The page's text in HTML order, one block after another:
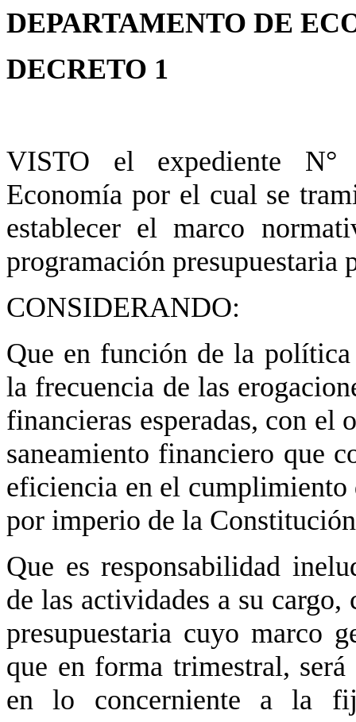
DEPARTAMENTO DE
DECRETO 1
VISTO el expediente N°
Economía por el cual se
establecer el marco
programación presupuestaria
CONSIDERANDO:
Que en función de la
la frecuencia de las
financieras esperadas, con el
saneamiento financiero que
eficiencia en el cumplimiento
por imperio de la
Que es responsabilidad
de las actividades a su
presupuestaria cuyo marco
que en forma trimestral,
en lo concerniente a la